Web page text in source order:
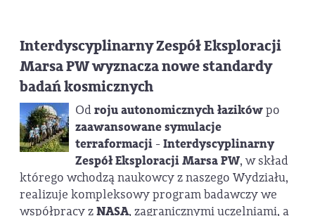
Interdyscyplinarny Zespół Eksploracji
Marsa PW wyznacza nowe standardy
badań kosmicznych
Odroju autonomicznych łazikówpo
zaawansowane symulacje
terraformacji-Interdyscyplinarny
Zespół Eksploracji Marsa PW, w skład
którego wchodzą naukowcy z naszego Wydziału,
realizuje kompleksowy program badawczy we
współpracy zNASA, zagranicznymi uczelniami, a